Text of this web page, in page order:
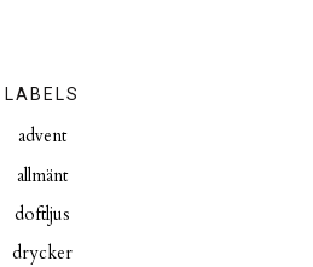
LABELS
advent
allmänt
doftljus
drycker